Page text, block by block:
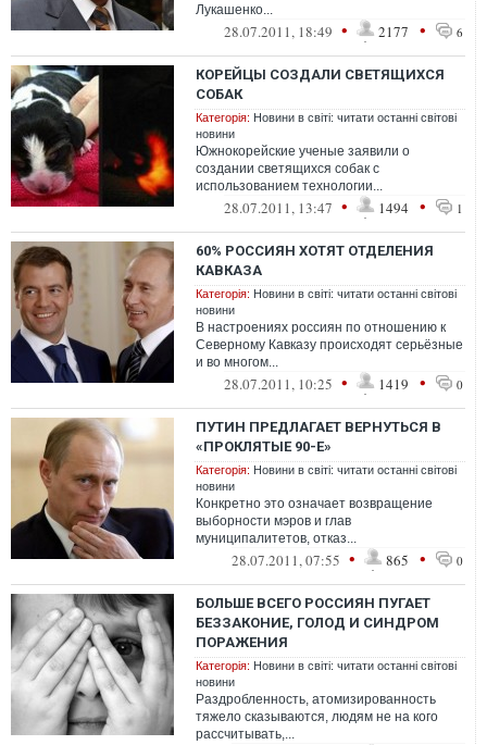
Лукашенко...
28.07.2011, 18:49 • 2177 • 6
КОРЕЙЦЫ СОЗДАЛИ СВЕТЯЩИХСЯ
СОБАК
Категорія: Новини в світі: читати останні світові
новини
Южнокорейские ученые заявили о
создании светящихся собак с
использованием технологии...
28.07.2011, 13:47 • 1494 • 1
60% РОССИЯН ХОТЯТ ОТДЕЛЕНИЯ
КАВКАЗА
Категорія: Новини в світі: читати останні світові
новини
В настроениях россиян по отношению к
Северному Кавказу происходят серьёзные
и во многом...
28.07.2011, 10:25 • 1419 • 0
ПУТИН ПРЕДЛАГАЕТ ВЕРНУТЬСЯ В
«ПРОКЛЯТЫЕ 90-Е»
Категорія: Новини в світі: читати останні світові
новини
Конкретно это означает возвращение
выборности мэров и глав
муниципалитетов, отказ...
28.07.2011, 07:55 • 865 • 0
БОЛЬШЕ ВСЕГО РОССИЯН ПУГАЕТ
БЕЗЗАКОНИЕ, ГОЛОД И СИНДРОМ
ПОРАЖЕНИЯ
Категорія: Новини в світі: читати останні світові
новини
Раздробленность, атомизированность
тяжело сказываются, людям не на кого
рассчитывать,...